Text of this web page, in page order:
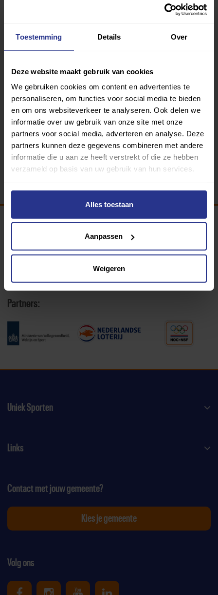
Toestemming Details Over
Deze website maakt gebruik van cookies
We gebruiken cookies om content en advertenties te
personaliseren, om functies voor social media te bieden
en om ons websiteverkeer te analyseren. Ook delen we
informatie over uw gebruik van onze site met onze
partners voor social media, adverteren en analyse. Deze
partners kunnen deze gegevens combineren met andere
informatie die u aan ze heeft verstrekt of die ze hebben
verzameld op basis van uw gebruik van hun services.
Alles toestaan
Aanpassen
Weigeren
Chi Kung
Nieuw Vredenburgh
Terug
Partners:
Uniek Sporten
Links
Volg ons
Contact met jouw gemeente?
Kies je gemeente